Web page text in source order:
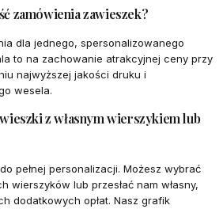
zamówienia zawieszek?
dla jednego, spersonalizowanego
to na zachowanie atrakcyjnej ceny przy
najwyższej jakości druku i
wesela.
z własnym wierszykiem lub
pełnej personalizacji. Możesz wybrać
wierszyków lub przesłać nam własny,
dodatkowych opłat. Nasz grafik